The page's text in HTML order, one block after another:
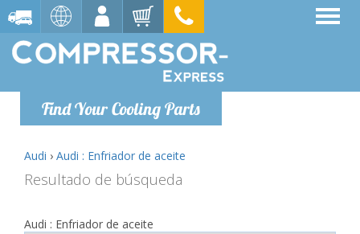
Find Your Cooling Parts
Audi › Audi : Enfriador de aceite
Resultado de búsqueda
Audi : Enfriador de aceite